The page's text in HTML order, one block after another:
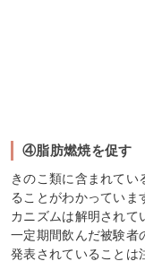
④脂肪燃焼を促す
きのこ類に含まれてい
ることがわかっていま
カニズムは解明されて
一定期間飲んだ被験者
発表されていることは